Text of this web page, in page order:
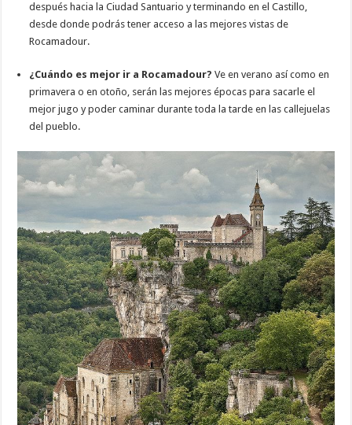
después hacia la Ciudad Santuario y terminando en el Castillo,
desde donde podrás tener acceso a las mejores vistas de
Rocamadour.
¿Cuándo es mejor ir a Rocamadour? Ve en verano así como en
primavera o en otoño, serán las mejores épocas para sacarle el
mejor jugo y poder caminar durante toda la tarde en las callejuelas
del pueblo.